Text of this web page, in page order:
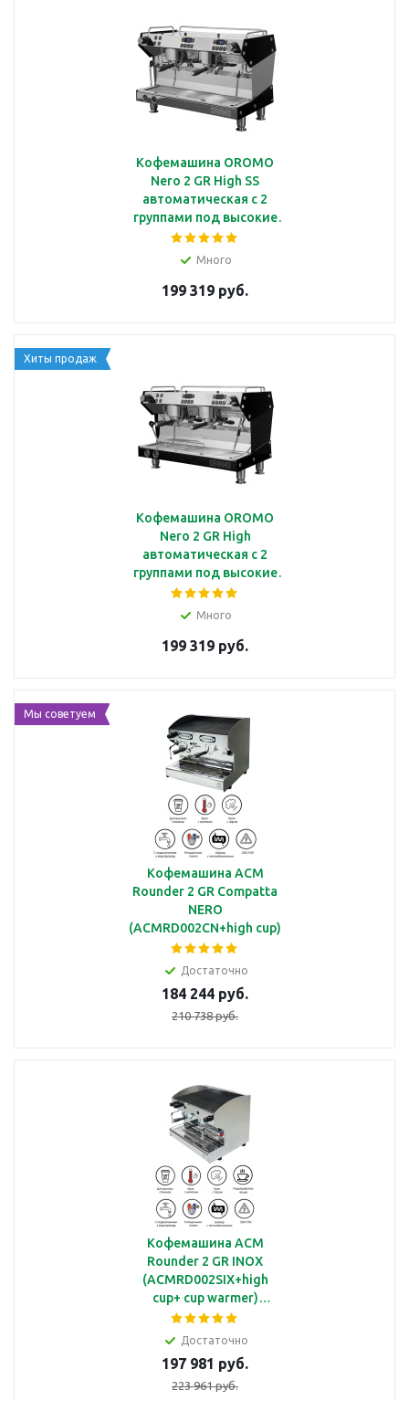
Кофемашина OROMO
Nero 2 GR High SS
автоматическая с 2
группами под высокие
чашки,
мультибойлерная, PID
корпус из зеркальной
Много
199 319 руб.
Хиты продаж
Кофемашина OROMO
Nero 2 GR High
автоматическая с 2
группами под высокие
чашки,
мультибойлерная, PID
матовый стальной
Много
199 319 руб.
Мы советуем
Кофемашина ACM
Rounder 2 GR Compatta
NERO
(ACMRD002CN+high cup)
автоматическая с 2
группами под высокие
Достаточно
184 244 руб.
210 738 руб.
Кофемашина ACM
Rounder 2 GR INOX
(ACMRD002SIX+high
cup+ cup warmer)
полуавтоматическая с 2
группами под высокие
подогревателем чашек
Достаточно
197 981 руб.
223 961 руб.